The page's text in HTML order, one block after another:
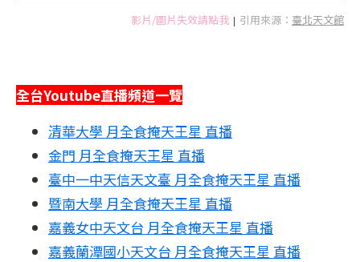
影片/圖片失效請點我 | 引用來源： 臺北天文館
全台Youtube直播頻道一覽
清華大學 月全食掩天王星 直播
金門 月全食掩天王星 直播
臺中一中天信天文臺 月全食掩天王星 直播
暨南大學 月全食掩天王星 直播
嘉義女中天文台 月全食掩天王星 直播
嘉義蘭潭國小天文台 月全食掩天王星 直播